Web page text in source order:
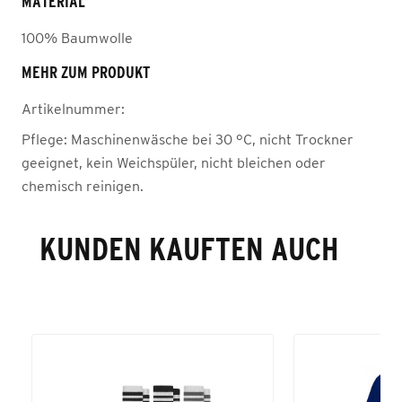
100% Baumwolle
MEHR ZUM PRODUKT
Artikelnummer:
Pflege: Maschinenwäsche bei 30 °C, nicht Trockner
geeignet, kein Weichspüler, nicht bleichen oder
chemisch reinigen.
KUNDEN KAUFTEN AUCH